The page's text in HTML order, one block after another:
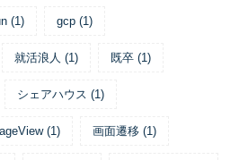
(1) gcp (1)
就活浪人 (1) 既卒 (1)
シェアハウス (1)
(1) 画面遷移 (1)